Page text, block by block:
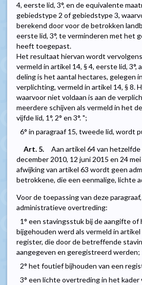
4, eerste lid, 3°, en de equivalente
gebiedstype 2 of gebiedstype 3,
berekend door voor de betrokken
eerste lid, 3°, te verminderen met het
heeft toegepast.
Het resultaat hiervan wordt
vermeld in artikel 14, § 4, eerste lid,
deling is het aantal hectares, gelegen
verplichting, vermeld in artikel 14, § 8.
waarvoor niet voldaan is aan de
meerdere schijven als vermeld in het
vijfde lid, 1°, 2° en 3°. ";
6° in paragraaf 15, tweede lid, wordt
Art. 5.
Aan artikel 64 van
december 2010, 12 juni 2015 en 24
afwijking van artikel 63 wordt geen
betrokkene, die een eenmalige, lichte
Voor de toepassing van deze
administratieve overtreding:
1° een stavingsstuk bij de aangifte
bijgehouden werd als vermeld in
register, die door de betreffende
aangegeven en geregistreerd werden;
2° het foutief bijhouden van een
3° een lichte overtreding in het kader